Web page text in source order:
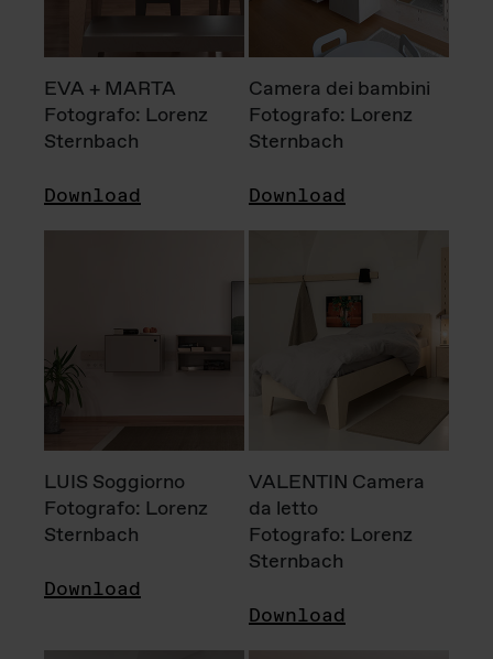
EVA + MARTA
Fotografo: Lorenz
Sternbach
Download
Camera dei bambini
Fotografo: Lorenz
Sternbach
Download
LUIS Soggiorno
Fotografo: Lorenz
Sternbach
Download
VALENTIN Camera
da letto
Fotografo: Lorenz
Sternbach
Download